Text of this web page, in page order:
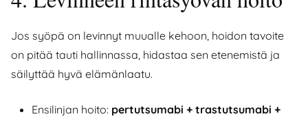
Jos syöpä on levinnyt muualle kehoon, hoidon tavoite
on pitää tauti hallinnassa, hidastaa sen etenemistä ja
säilyttää hyvä elämänlaatu.
Ensilinjan hoito: pertutsumabi + trastutsumabi +